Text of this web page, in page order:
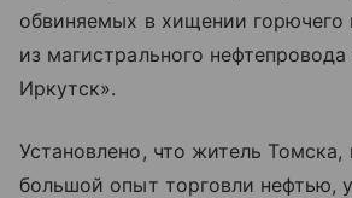
обвиняемых в хищении горючего
из магистрального
Иркутск».
Установлено, что житель
большой опыт торговли нефтью,